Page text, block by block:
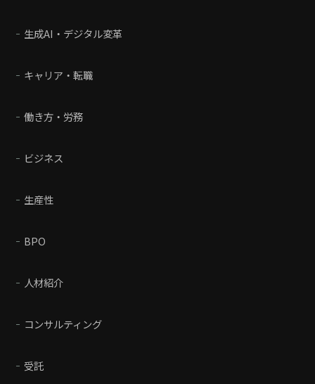
生成AI・デジタル変革
キャリア・転職
働き方・労務
ビジネス
生産性
BPO
人材紹介
コンサルティング
受託